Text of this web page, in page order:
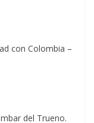
con Colombia –
del Trueno.